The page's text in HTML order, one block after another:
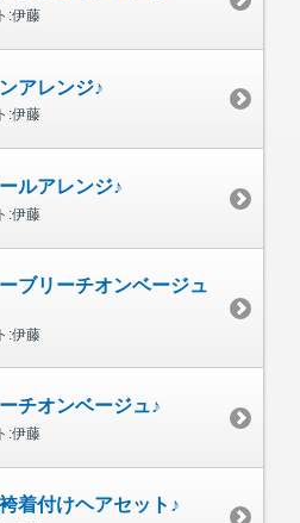
:伊藤
アレンジ♪
:伊藤
ルアレンジ♪
:伊藤
ブリーチオンベージュ
:伊藤
チオンベージュ♪
:伊藤
着付けヘアセット♪